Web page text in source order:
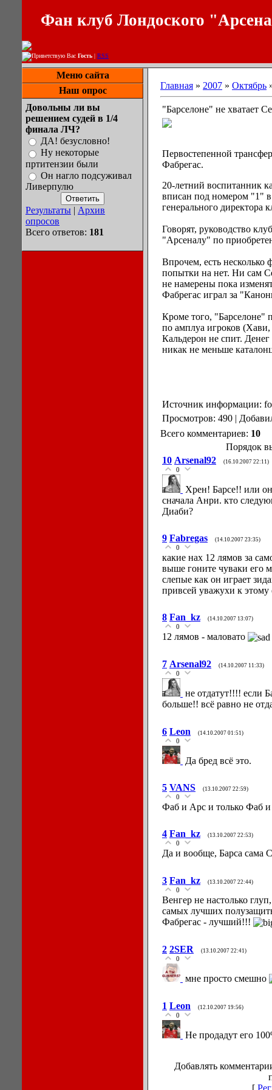
Фан клуб Лондоского
Приветствую Вас Гость | RSS
Меню сайта
Наш опрос
Довольны ли вы
решением судей в 1/4
финала ЛЧ?
ДА! безусловно!
Ну некоторые
пртитензии были
Он нагло подсуживал
Ливерпулю
Результаты | Архив
опросов
Всего ответов: 181
Главная » 2007 » Октябрь
"Барселоне" не хватает
Первостепенной
Фабрегас.
20-летний воспитанник
вписан под номером "1"
генерального директора
Говорят, руководство
"Арсеналу" по
Впрочем, есть несколько
попытки на нет. Ни сам
не намерены пока
Фабрегас играл за
Кроме того, "Барселоне"
по амплуа игроков
Кальдерон не спит.
никак не меньше
Источник информации:
Просмотров: 490 |
Всего комментариев: 10
Порядок
10 Arsenal92 (16.10.2007 22:11)
0
Хрен! Барсе!! или
сначала Анри. кто
Диаби?
9 Fabregas (14.10.2007 23:35)
0
какие нах 12 лямов за
выше гоните чуваки его
слепые как он играет
привсей уважухи к этому
8 Fan_kz (14.10.2007 13:07)
0
12 лямов - маловато
7 Arsenal92 (14.10.2007 11:33)
0
не отдатут!!!! если
больше!! всё равно не
6 Leon (14.10.2007 01:51)
0
Да бред всё это.
5 VANS (13.10.2007 22:59)
0
Фаб и Арс и только Фаб
4 Fan_kz (13.10.2007 22:53)
0
Да и вообще, Барса сама
3 Fan_kz (13.10.2007 22:44)
0
Венгер не настолько
самых лучших
Фабрегас - лучший!!!
2 2SER (13.10.2007 22:41)
0
мне просто смешно
1 Leon (12.10.2007 19:56)
0
Не продадут его
Добавлять
[